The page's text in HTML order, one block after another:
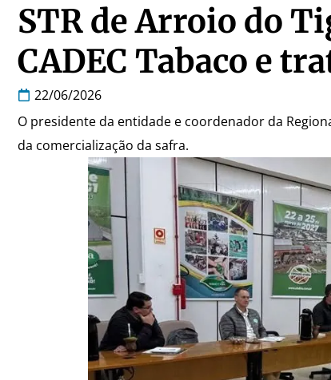
STR de Arroio do
CADEC Tabaco e
22/06/2026
O presidente da entidade e coordenador da
da comercialização da safra.